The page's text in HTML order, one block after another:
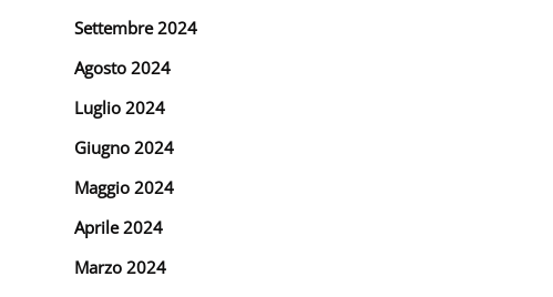
Settembre 2024
Agosto 2024
Luglio 2024
Giugno 2024
Maggio 2024
Aprile 2024
Marzo 2024